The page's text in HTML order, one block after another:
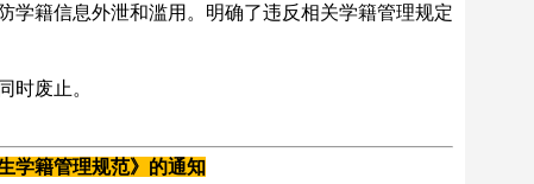
学籍信息外泄和滥用。明确了违反相关学籍管理规定
时废止。
学籍管理规范》的通知